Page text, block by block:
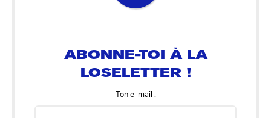
Ton e-mail :